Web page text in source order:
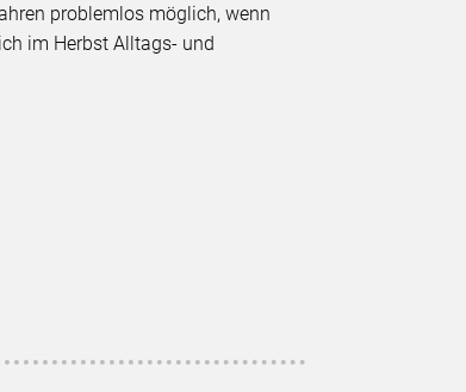
problemlos möglich, wenn
im Herbst Alltags- und